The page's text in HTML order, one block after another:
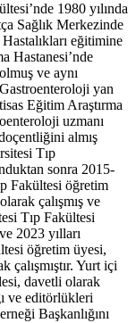
1980 yılında
Sağlık Merkezinde
Hastalıkları eğitimine
Hastanesi’nde
ve aynı
Gastroenteroloji yan
Eğitim Araştırma
uzmanı
almış
Tıp
sonra 2015-
Fakültesi öğretim
çalışmış ve
Tıp Fakültesi
2023 yılları
öğretim üyesi,
çalışmıştır. Yurt içi
davetli olarak
ve editörlükleri
Başkanlığını